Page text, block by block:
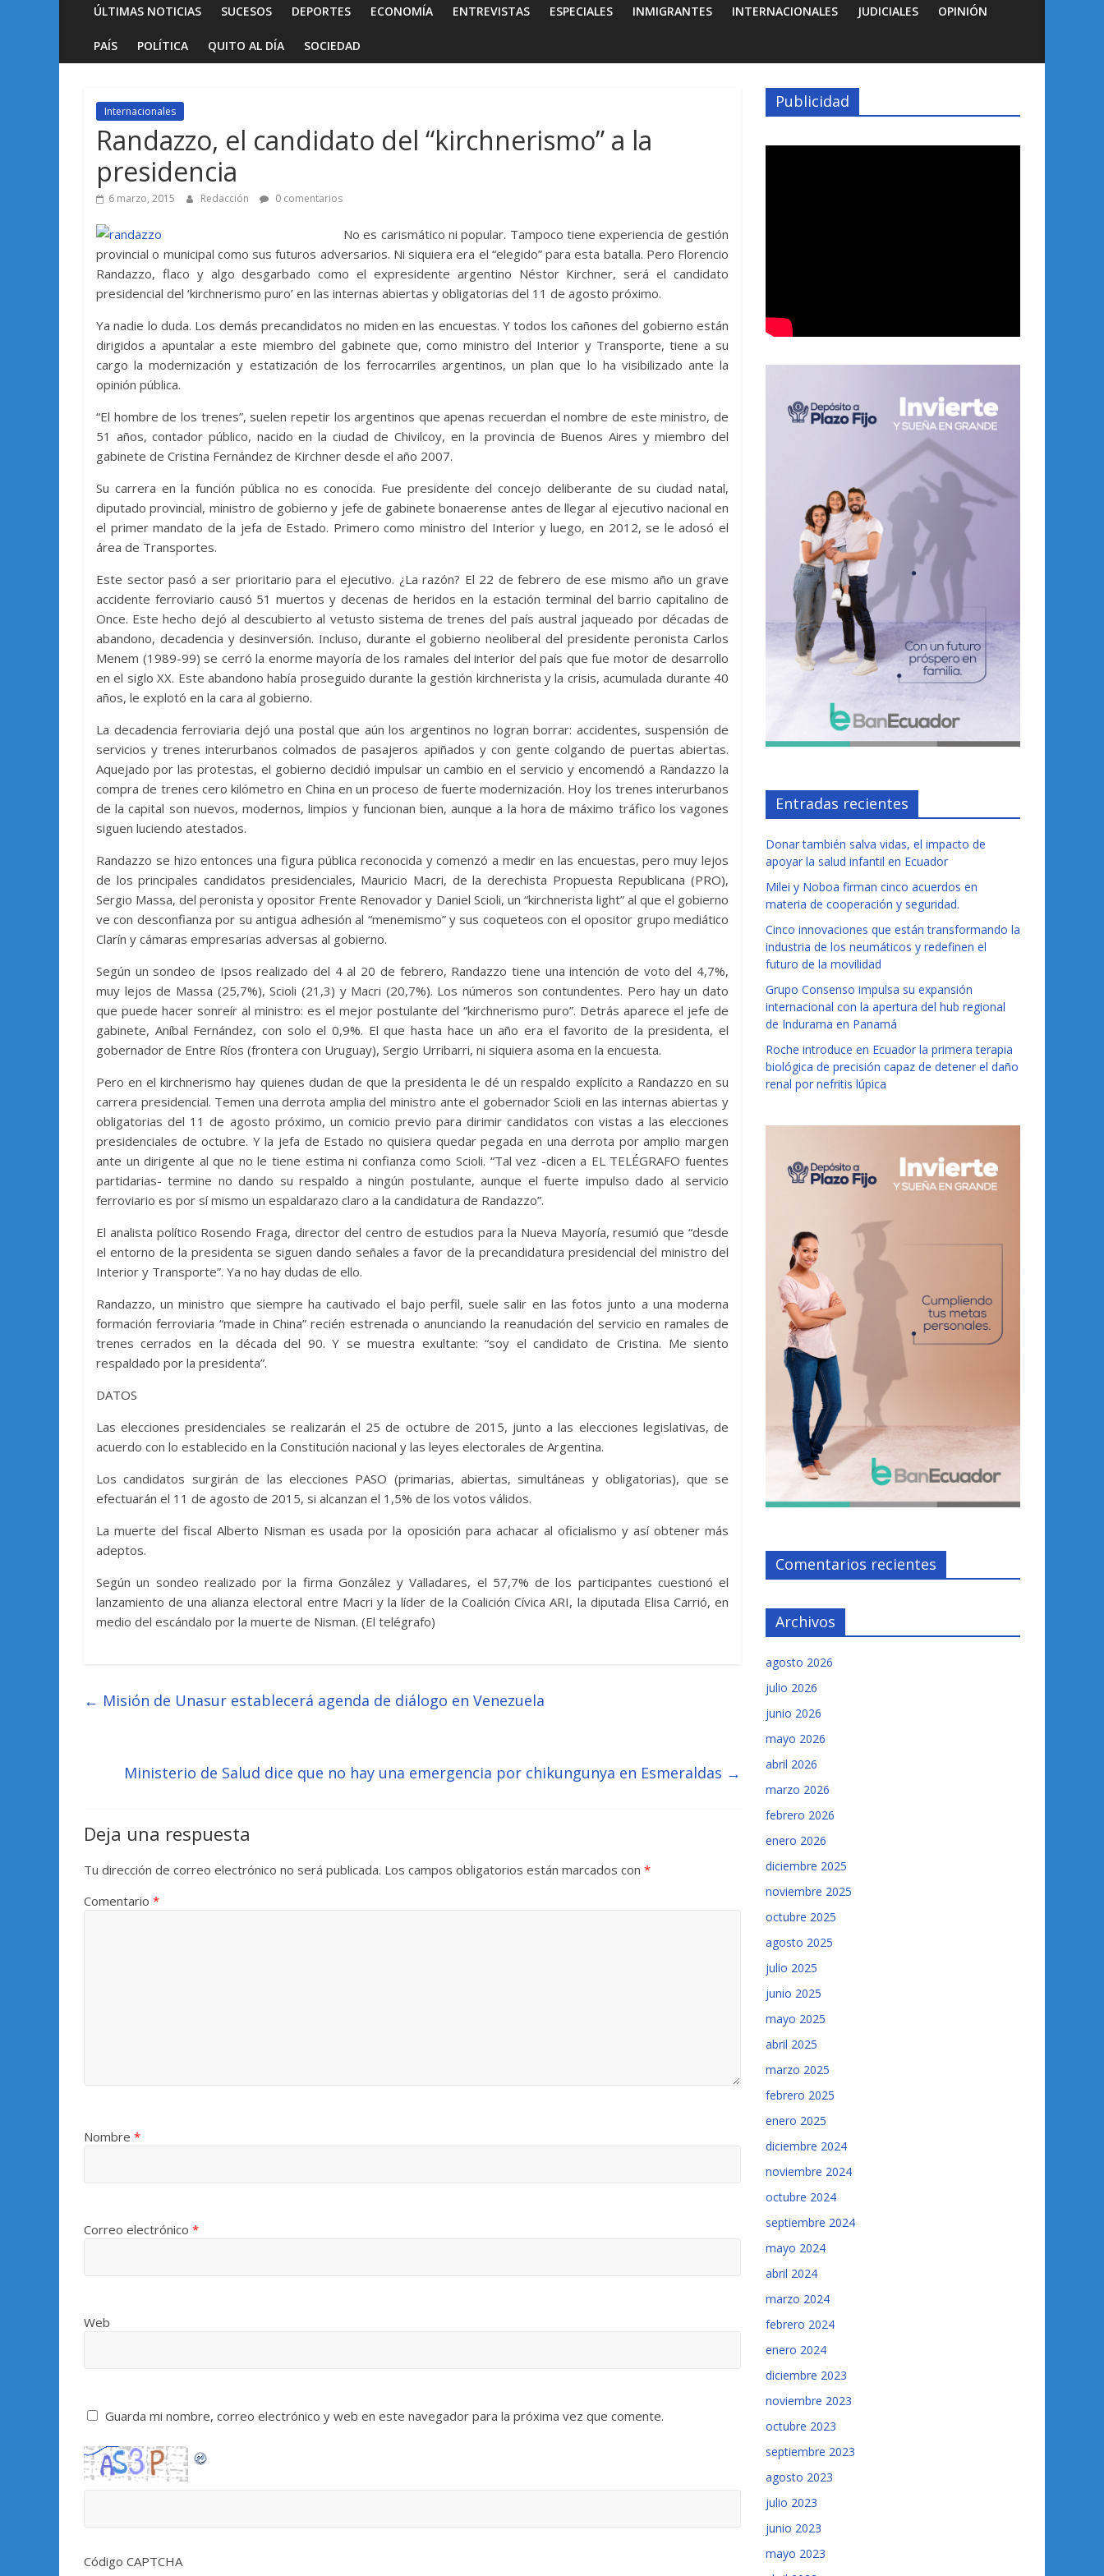
ÚLTIMAS NOTICIAS SUCESOS DEPORTES ECONOMÍA ENTREVISTAS ESPECIALES INMIGRANTES INTERNACIONALES JUDICIALES OPINIÓN
PAÍS POLÍTICA QUITO AL DÍA SOCIEDAD
Internacionales
Randazzo, el candidato del “kirchnerismo” a la
presidencia
6 marzo, 2015 Redacción 0 comentarios
No es carismático ni popular. Tampoco tiene experiencia de gestión
provincial o municipal como sus futuros adversarios. Ni siquiera era el “elegido” para esta batalla. Pero Florencio
Randazzo, flaco y algo desgarbado como el expresidente argentino Néstor Kirchner, será el candidato
presidencial del ‘kirchnerismo puro’ en las internas abiertas y obligatorias del 11 de agosto próximo.
Ya nadie lo duda. Los demás precandidatos no miden en las encuestas. Y todos los cañones del gobierno están
dirigidos a apuntalar a este miembro del gabinete que, como ministro del Interior y Transporte, tiene a su
cargo la modernización y estatización de los ferrocarriles argentinos, un plan que lo ha visibilizado ante la
opinión pública.
“El hombre de los trenes”, suelen repetir los argentinos que apenas recuerdan el nombre de este ministro, de
51 años, contador público, nacido en la ciudad de Chivilcoy, en la provincia de Buenos Aires y miembro del
gabinete de Cristina Fernández de Kirchner desde el año 2007.
Su carrera en la función pública no es conocida. Fue presidente del concejo deliberante de su ciudad natal,
diputado provincial, ministro de gobierno y jefe de gabinete bonaerense antes de llegar al ejecutivo nacional en
el primer mandato de la jefa de Estado. Primero como ministro del Interior y luego, en 2012, se le adosó el
área de Transportes.
Este sector pasó a ser prioritario para el ejecutivo. ¿La razón? El 22 de febrero de ese mismo año un grave
accidente ferroviario causó 51 muertos y decenas de heridos en la estación terminal del barrio capitalino de
Once. Este hecho dejó al descubierto al vetusto sistema de trenes del país austral jaqueado por décadas de
abandono, decadencia y desinversión. Incluso, durante el gobierno neoliberal del presidente peronista Carlos
Menem (1989-99) se cerró la enorme mayoría de los ramales del interior del país que fue motor de desarrollo
en el siglo XX. Este abandono había proseguido durante la gestión kirchnerista y la crisis, acumulada durante 40
años, le explotó en la cara al gobierno.
La decadencia ferroviaria dejó una postal que aún los argentinos no logran borrar: accidentes, suspensión de
servicios y trenes interurbanos colmados de pasajeros apiñados y con gente colgando de puertas abiertas.
Aquejado por las protestas, el gobierno decidió impulsar un cambio en el servicio y encomendó a Randazzo la
compra de trenes cero kilómetro en China en un proceso de fuerte modernización. Hoy los trenes interurbanos
de la capital son nuevos, modernos, limpios y funcionan bien, aunque a la hora de máximo tráfico los vagones
siguen luciendo atestados.
Randazzo se hizo entonces una figura pública reconocida y comenzó a medir en las encuestas, pero muy lejos
de los principales candidatos presidenciales, Mauricio Macri, de la derechista Propuesta Republicana (PRO),
Sergio Massa, del peronista y opositor Frente Renovador y Daniel Scioli, un “kirchnerista light” al que el gobierno
ve con desconfianza por su antigua adhesión al “menemismo” y sus coqueteos con el opositor grupo mediático
Clarín y cámaras empresarias adversas al gobierno.
Según un sondeo de Ipsos realizado del 4 al 20 de febrero, Randazzo tiene una intención de voto del 4,7%,
muy lejos de Massa (25,7%), Scioli (21,3) y Macri (20,7%). Los números son contundentes. Pero hay un dato
que puede hacer sonreír al ministro: es el mejor postulante del “kirchnerismo puro”. Detrás aparece el jefe de
gabinete, Aníbal Fernández, con solo el 0,9%. El que hasta hace un año era el favorito de la presidenta, el
gobernador de Entre Ríos (frontera con Uruguay), Sergio Urribarri, ni siquiera asoma en la encuesta.
Pero en el kirchnerismo hay quienes dudan de que la presidenta le dé un respaldo explícito a Randazzo en su
carrera presidencial. Temen una derrota amplia del ministro ante el gobernador Scioli en las internas abiertas y
obligatorias del 11 de agosto próximo, un comicio previo para dirimir candidatos con vistas a las elecciones
presidenciales de octubre. Y la jefa de Estado no quisiera quedar pegada en una derrota por amplio margen
ante un dirigente al que no le tiene estima ni confianza como Scioli. “Tal vez -dicen a EL TELÉGRAFO fuentes
partidarias- termine no dando su respaldo a ningún postulante, aunque el fuerte impulso dado al servicio
ferroviario es por sí mismo un espaldarazo claro a la candidatura de Randazzo”.
El analista político Rosendo Fraga, director del centro de estudios para la Nueva Mayoría, resumió que “desde
el entorno de la presidenta se siguen dando señales a favor de la precandidatura presidencial del ministro del
Interior y Transporte”. Ya no hay dudas de ello.
Randazzo, un ministro que siempre ha cautivado el bajo perfil, suele salir en las fotos junto a una moderna
formación ferroviaria “made in China” recién estrenada o anunciando la reanudación del servicio en ramales de
trenes cerrados en la década del 90. Y se muestra exultante: “soy el candidato de Cristina. Me siento
respaldado por la presidenta”.
DATOS
Las elecciones presidenciales se realizarán el 25 de octubre de 2015, junto a las elecciones legislativas, de
acuerdo con lo establecido en la Constitución nacional y las leyes electorales de Argentina.
Los candidatos surgirán de las elecciones PASO (primarias, abiertas, simultáneas y obligatorias), que se
efectuarán el 11 de agosto de 2015, si alcanzan el 1,5% de los votos válidos.
La muerte del fiscal Alberto Nisman es usada por la oposición para achacar al oficialismo y así obtener más
adeptos.
Según un sondeo realizado por la firma González y Valladares, el 57,7% de los participantes cuestionó el
lanzamiento de una alianza electoral entre Macri y la líder de la Coalición Cívica ARI, la diputada Elisa Carrió, en
medio del escándalo por la muerte de Nisman. (El telégrafo)
← Misión de Unasur establecerá agenda de diálogo en Venezuela
Ministerio de Salud dice que no hay una emergencia por chikungunya en Esmeraldas →
Deja una respuesta
Tu dirección de correo electrónico no será publicada. Los campos obligatorios están marcados con *
Comentario *
Nombre *
Correo electrónico *
Web
Guarda mi nombre, correo electrónico y web en este navegador para la próxima vez que comente.
Código CAPTCHA
Publicidad
Entradas recientes
Donar también salva vidas, el impacto de
apoyar la salud infantil en Ecuador
Milei y Noboa firman cinco acuerdos en
materia de cooperación y seguridad.
Cinco innovaciones que están transformando la
industria de los neumáticos y redefinen el
futuro de la movilidad
Grupo Consenso impulsa su expansión
internacional con la apertura del hub regional
de Indurama en Panamá
Roche introduce en Ecuador la primera terapia
biológica de precisión capaz de detener el daño
renal por nefritis lúpica
Comentarios recientes
Archivos
agosto 2026
julio 2026
junio 2026
mayo 2026
abril 2026
marzo 2026
febrero 2026
enero 2026
diciembre 2025
noviembre 2025
octubre 2025
agosto 2025
julio 2025
junio 2025
mayo 2025
abril 2025
marzo 2025
febrero 2025
enero 2025
diciembre 2024
noviembre 2024
octubre 2024
septiembre 2024
mayo 2024
abril 2024
marzo 2024
febrero 2024
enero 2024
diciembre 2023
noviembre 2023
octubre 2023
septiembre 2023
agosto 2023
julio 2023
junio 2023
mayo 2023